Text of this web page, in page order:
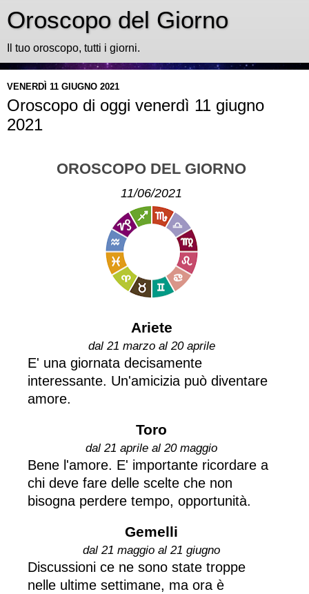
Oroscopo del Giorno
Il tuo oroscopo, tutti i giorni.
VENERDÌ 11 GIUGNO 2021
Oroscopo di oggi venerdì 11 giugno
2021
OROSCOPO DEL GIORNO
11/06/2021
Ariete
dal 21 marzo al 20 aprile
E' una giornata decisamente
interessante. Un'amicizia può diventare
amore.
Toro
dal 21 aprile al 20 maggio
Bene l'amore. E' importante ricordare a
chi deve fare delle scelte che non
bisogna perdere tempo, opportunità.
Gemelli
dal 21 maggio al 21 giugno
Discussioni ce ne sono state troppe
nelle ultime settimane, ma ora è